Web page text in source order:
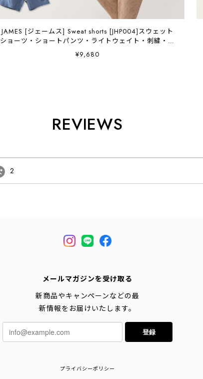
JAMES [ジェームス] Sweat shorts [JHP004]スウェット
ショーツ・ショートパンツ・ライトウェイト・刺繍・イ
ージーパンツ・ワンポイントロゴ・キャンプ・アウトド
ア・ルームウェア・MEN'S / LADY'S [2026SS]
¥9,680
REVIEWS
2
メールマガジンを受け取る
新商品やキャンペーンなどの最
新情報をお届けいたします。
登録
プライバシーポリシー